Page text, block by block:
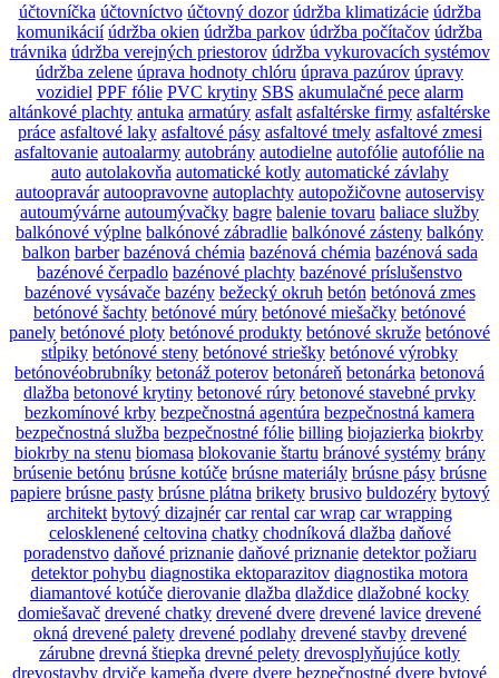
účtovníčka účtovníctvo účtovný dozor údržba klimatizácie údržba
komunikácií údržba okien údržba parkov údržba počítačov údržba
trávnika údržba verejných priestorov údržba vykurovacích systémov
údržba zelene úprava hodnoty chlóru úprava pazúrov úpravy
vozidiel PPF fólie PVC krytiny SBS akumulačné pece alarm
altánkové plachty antuka armatúry asfalt asfaltérske firmy asfaltérske
práce asfaltové laky asfaltové pásy asfaltové tmely asfaltové zmesi
asfaltovanie autoalarmy autobrány autodielne autofólie autofólie na
auto autolakovňa automatické kotly automatické závlahy
autoopravár autoopravovne autoplachty autopožičovne autoservisy
autoumývárne autoumývačky bagre balenie tovaru baliace služby
balkónové výplne balkónové zábradlie balkónové zásteny balkóny
balkon barber bazénová chémia bazénová chémia bazénová sada
bazénové čerpadlo bazénové plachty bazénové príslušenstvo
bazénové vysávače bazény bežecký okruh betón betónová zmes
betónové šachty betónové múry betónové miešačky betónové
panely betónové ploty betónové produkty betónové skruže betónové
stĺpiky betónové steny betónové striešky betónové výrobky
betónovéobrubníky betonáž poterov betonáreň betonárka betonová
dlažba betonové krytiny betonové rúry betonové stavebné prvky
bezkomínové krby bezpečnostná agentúra bezpečnostná kamera
bezpečnostná služba bezpečnostné fólie billing biojazierka biokrby
biokrby na stenu biomasa blokovanie štartu bránové systémy brány
brúsenie betónu brúsne kotúče brúsne materiály brúsne pásy brúsne
papiere brúsne pasty brúsne plátna brikety brusivo buldozéry bytový
architekt bytový dizajnér car rental car wrap car wrapping
celosklenené celtovina chatky chodníková dlažba daňové
poradenstvo daňové priznanie daňové priznanie detektor požiaru
detektor pohybu diagnostika ektoparazitov diagnostika motora
diamantové kotúče dierovanie dlažba dlaždice dlažobné kocky
domiešavač drevené chatky drevené dvere drevené lavice drevené
okná drevené palety drevené podlahy drevené stavby drevené
zárubne drevná štiepka drevné pelety drevosplyňujúce kotly
drevostavby drviče kameňa dvere dvere bezpečnostné dvere bytové